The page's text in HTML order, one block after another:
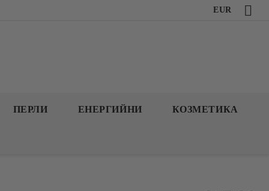
EUR
ПЕРЛИ ЕНЕРГИЙНИ КОЗМЕТИКА